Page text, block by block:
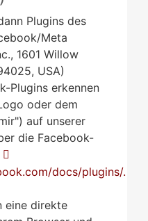
Plugins des
Meta
1601 Willow
USA)
Plugins erkennen
oder dem
auf unserer
die Facebook-
docs/plugins/.
eine direkte